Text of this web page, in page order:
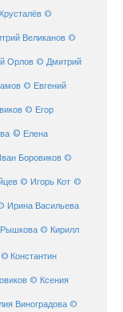
©
Великанов ©
Орлов © Дмитрий
© Евгений
© Егор
© Елена
Боровиков ©
© Игорь Кот ©
Ирина Васильева
© Кирилл
© Константин
© Ксения
Виноградова ©